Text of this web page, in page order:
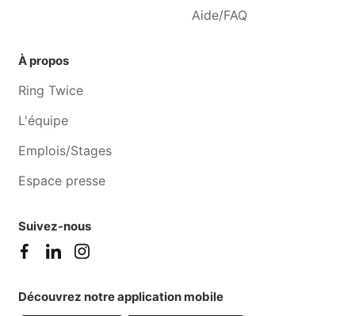
Professeur particulier
Professeur particulier Gilly
Aide/FAQ
À propos
Ring Twice
L'équipe
Emplois/Stages
Espace presse
Suivez-nous
Découvrez notre application mobile